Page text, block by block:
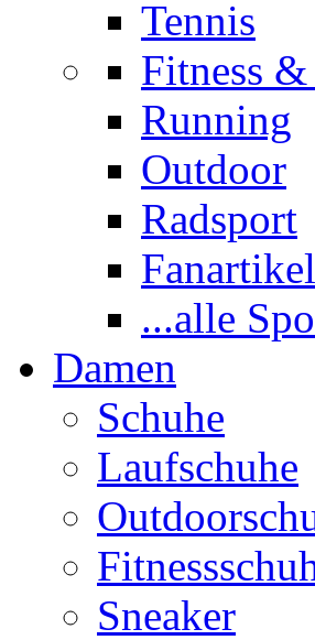
Tennis
Fitness
Running
Outdoor
Radsport
Fanartikel
...alle
Damen
Schuhe
Laufschuhe
Sneaker